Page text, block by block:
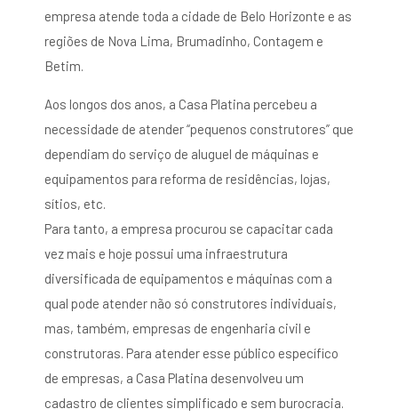
empresa atende toda a cidade de Belo Horizonte e as
regiões de Nova Lima, Brumadinho, Contagem e
Betim.
Aos longos dos anos, a Casa Platina percebeu a
necessidade de atender “pequenos construtores” que
dependiam do serviço de aluguel de máquinas e
equipamentos para reforma de residências, lojas,
sítios, etc.
Para tanto, a empresa procurou se capacitar cada
vez mais e hoje possui uma infraestrutura
diversificada de equipamentos e máquinas com a
qual pode atender não só construtores individuais,
mas, também, empresas de engenharia civil e
construtoras. Para atender esse público específico
de empresas, a Casa Platina desenvolveu um
cadastro de clientes simplificado e sem burocracia.